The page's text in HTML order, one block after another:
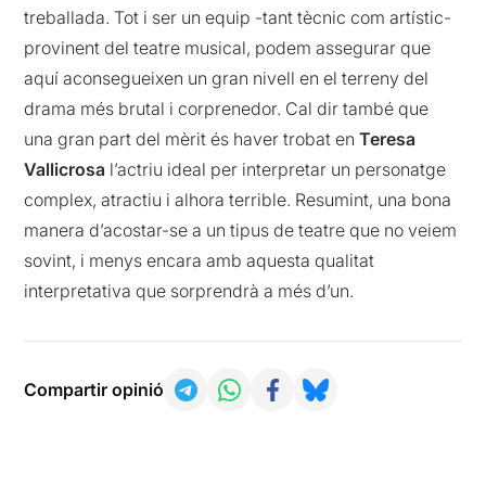
treballada. Tot i ser un equip -tant tècnic com artístic-
provinent del teatre musical, podem assegurar que
aquí aconsegueixen un gran nivell en el terreny del
drama més brutal i corprenedor. Cal dir també que
una gran part del mèrit és haver trobat enTeresa
Vallicrosa l’actriu ideal per interpretar un personatge
complex, atractiu i alhora terrible. Resumint, una bona
manera d’acostar-se a un tipus de teatre que no veiem
sovint, i menys encara amb aquesta qualitat
interpretativa que sorprendrà a més d’un.
Compartir opinió